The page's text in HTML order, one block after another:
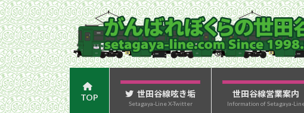
コ
ン
テ
ン
ツ
へ
ス
キ
ナ
ビ
ゲ
ー
シ
ョ
ン
に
TOP 世田谷線呟き垢
Setagaya-Line X-Twitter
世田谷線営業案内
Information of Setagaya-